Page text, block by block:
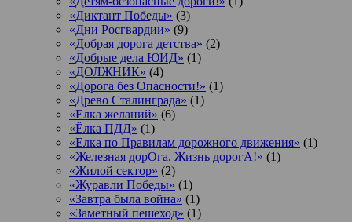
«Диктант Победы» (3)
«Дни Росгвардии» (9)
«Добрая дорога детства» (2)
«Добрые дела ЮИД» (1)
«ДОЛЖНИК» (4)
«Дорога без Опасности!» (1)
«Древо Сталинграда» (1)
«Елка желаний» (6)
«Ёлка ПДД» (1)
«Елка по Правилам дорожного движения» (1)
«Железная дорОга. Жизнь дорогА!» (1)
«Жилой сектор» (2)
«Журавли Победы» (1)
«Завтра была война» (1)
«Заметный пешеход» (1)